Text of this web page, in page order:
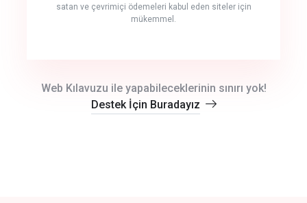
satan ve çevrimiçi ödemeleri kabul eden siteler için
mükemmel.
Web Kılavuzu ile yapabileceklerinin sınırı yok!
Destek İçin Buradayız